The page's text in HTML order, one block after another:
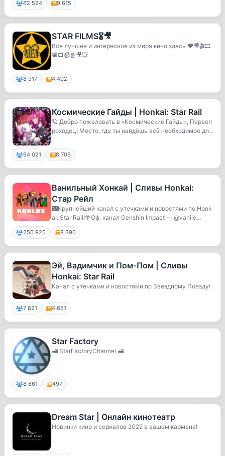
62 524 9 615
STAR FILMS🎖🎥
Все лучшее и интересное из мира кино здесь ♥️🎥🎬🎞️
📽️📺📹🍿🎥💥
8 917 4 402
Космические Гайды | Honkai: Star Rail
🪐 Добро пожаловать в «Космические Гайды», Первоп
роходец! Место, где ты найдёшь всё необходимое дл...
94 021 8 709
Ванильный Хонкай | Сливы Honkai:
Стар Рейл
🌃Крупнейший канал с утечками и новостями по Honk
ai: Star Rail!🍭Оф. канал Genshin Impact — @vanile...
250 925 8 390
Эй, Вадимчик и Пом-Пом | Сливы
Honkai: Star Rail
Канал с утечками и новостями по Звездному Поезду!
7 821 4 651
Star Factory
🚅 StarFactoryChannel 🚅
8 861 497
Dream Star | Онлайн кинотеатр
Новинки кино и сериалов 2022 в вашем кармане!